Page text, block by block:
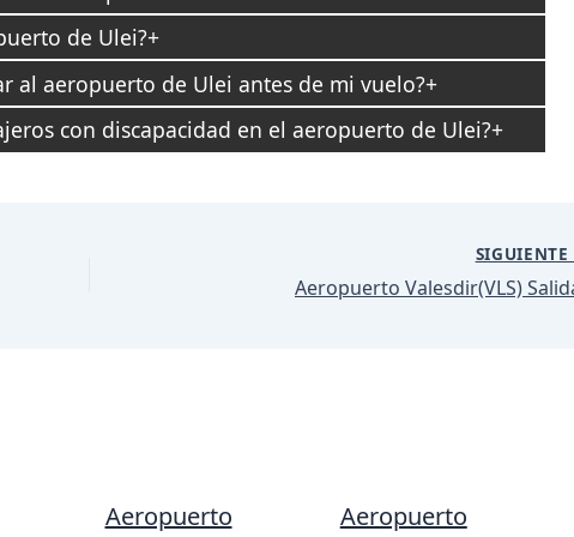
de Ulei?
al aeropuerto de Ulei antes de mi vuelo?
con discapacidad en el aeropuerto de Ulei?
SIGUIENTE
Aeropuerto Valesdir(VLS)
Aeropuerto
Aeropuerto